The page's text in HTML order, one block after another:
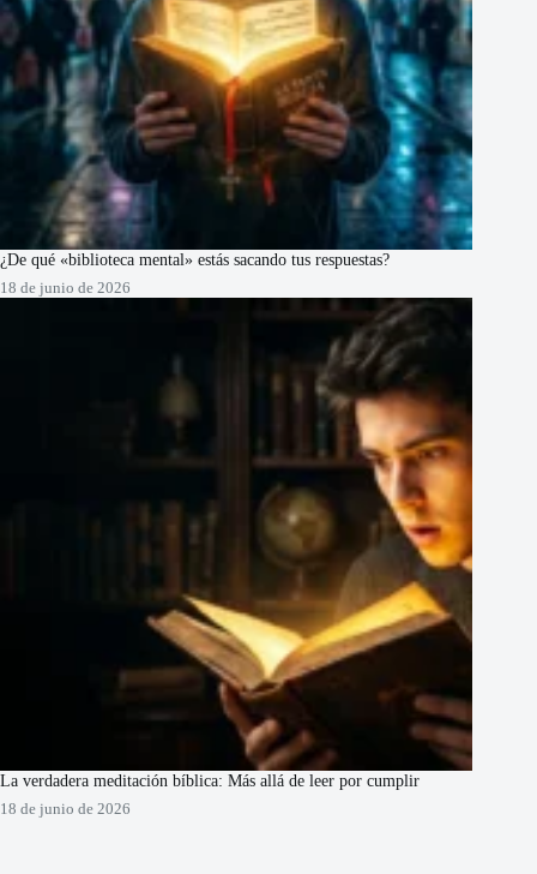
¿De qué «biblioteca mental» estás sacando tus respuestas?
18 de junio de 2026
La verdadera meditación bíblica: Más allá de leer por cumplir
18 de junio de 2026